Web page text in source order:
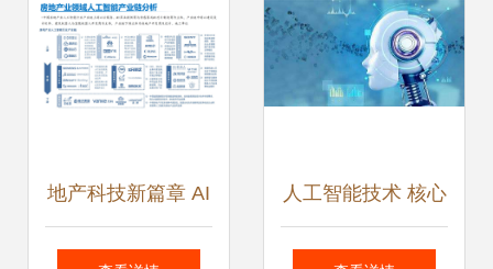
地产科技新篇章 AI
人工智能应用软件
人工智能技术 核心
概念、学习路径与